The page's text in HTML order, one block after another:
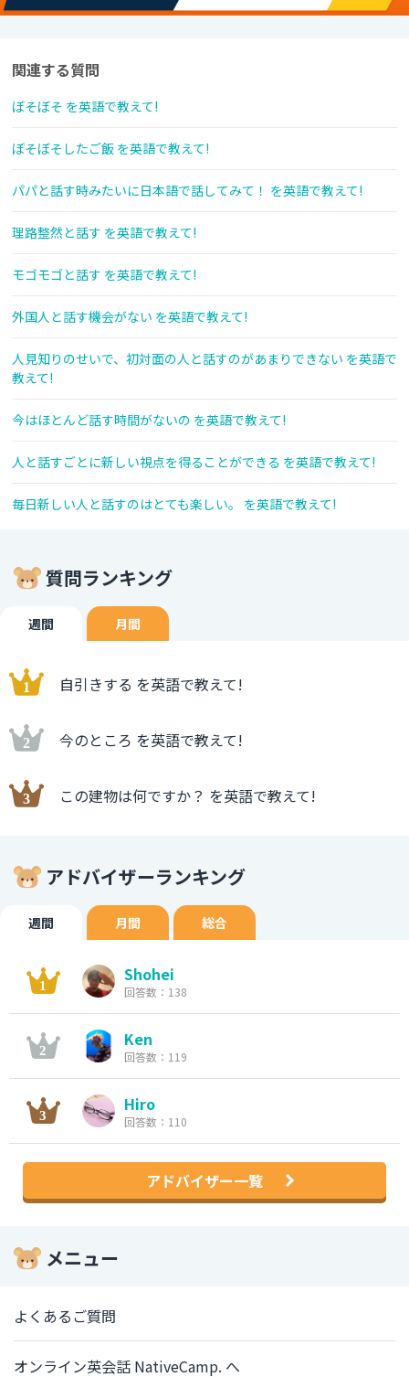
関連する質問
ぼそぼそ を英語で教えて!
ぼそぼそしたご飯 を英語で教えて!
パパと話す時みたいに日本語で話してみて！ を英語で教えて!
理路整然と話す を英語で教えて!
モゴモゴと話す を英語で教えて!
外国人と話す機会がない を英語で教えて!
人見知りのせいで、初対面の人と話すのがあまりできない を英語で
教えて!
今はほとんど話す時間がないの を英語で教えて!
人と話すごとに新しい視点を得ることができる を英語で教えて!
毎日新しい人と話すのはとても楽しい。 を英語で教えて!
質問ランキング
週間 月間
自引きする を英語で教えて!
今のところ を英語で教えて!
この建物は何ですか？ を英語で教えて!
アドバイザーランキング
週間 月間 総合
Shohei
回答数：138
Ken
回答数：119
Hiro
回答数：110
アドバイザー一覧
メニュー
よくあるご質問
オンライン英会話 NativeCamp. へ